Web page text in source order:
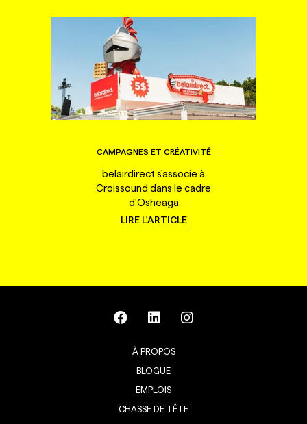
CAMPAGNES ET CRÉATIVITÉ
belairdirect s'associe à
Croissound dans le cadre
d'Osheaga
LIRE L'ARTICLE
À PROPOS
BLOGUE
EMPLOIS
CHASSE DE TÊTE